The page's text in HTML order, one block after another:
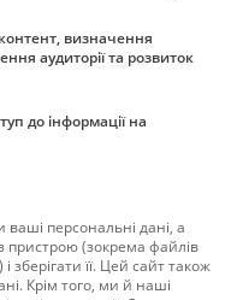
визначення
аудиторії та розвиток
до інформації на
персональні дані, а
пристрою (зокрема файлів
зберігати її. Цей сайт також
Крім того, ми й наші